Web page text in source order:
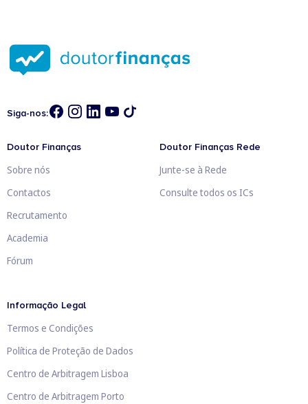
Siga-nos:
Doutor Finanças
Sobre nós
Contactos
Recrutamento
Academia
Fórum
Doutor Finanças Rede
Junte-se à Rede
Consulte todos os ICs
Informação Legal
Termos e Condições
Política de Proteção de Dados
Centro de Arbitragem Lisboa
Centro de Arbitragem Porto